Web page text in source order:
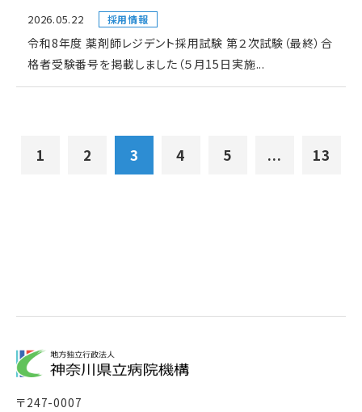
2026.05.22 採用情報
令和8年度 薬剤師レジデント採用試験 第２次試験（最終）合
格者受験番号を掲載しました（５月15日実施...
1 2 3 4 5 ... 13
〒247-0007